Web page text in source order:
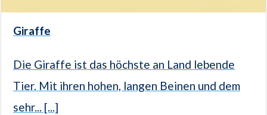
Giraffe
Die Giraffe ist das höchste an Land lebende
Tier. Mit ihren hohen, langen Beinen und dem
sehr... [...]